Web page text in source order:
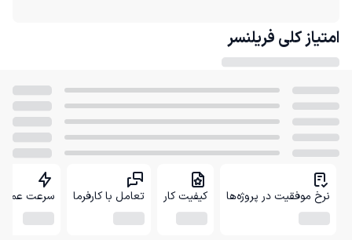
امتیاز کلی فریلنسر
نرخ موفقیت در پروژه‌ها کیفیت کار تعامل با کارفرما سرعت عمل